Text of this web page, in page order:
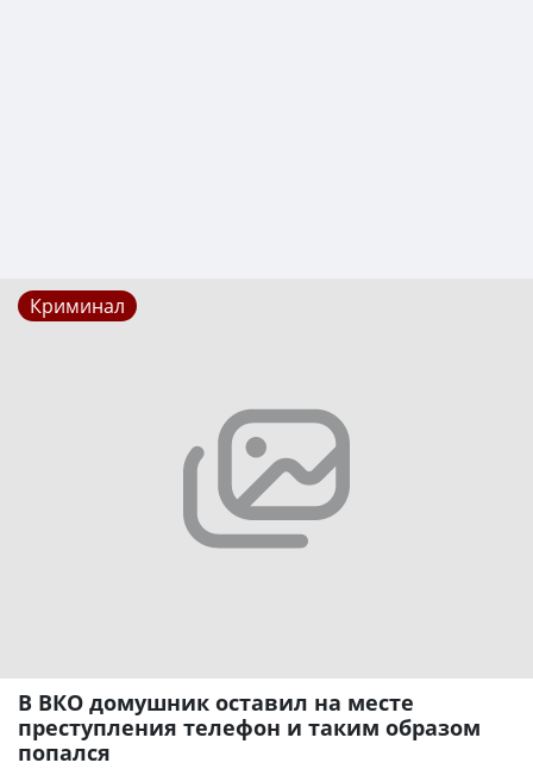
Криминал
В ВКО домушник оставил на месте
преступления телефон и таким образом
попался